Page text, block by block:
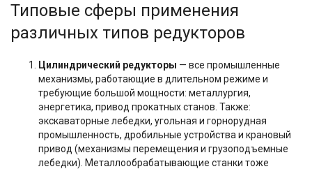
Типовые сферы применения
различных типов редукторов
Цилиндрический редукторы — все промышленные
механизмы, работающие в длительном режиме и
требующие большой мощности: металлургия,
энергетика, привод прокатных станов. Также:
экскаваторные лебедки, угольная и горнорудная
промышленность, дробильные устройства и крановый
привод (механизмы перемещения и грузоподъемные
лебедки). Металлообрабатывающие станки тоже